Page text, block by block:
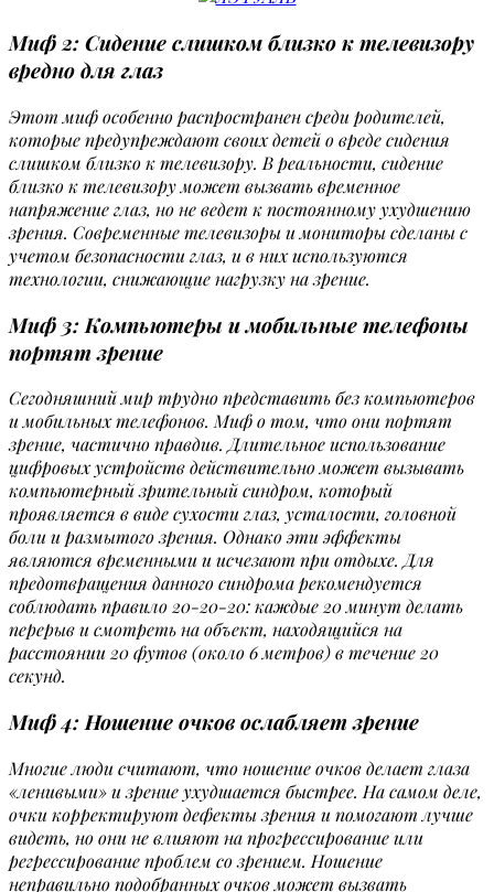
Миф 2: Сидение слишком близко к телевизору
вредно для глаз
Этот миф особенно распространен среди родителей,
которые предупреждают своих детей о вреде сидения
слишком близко к телевизору. В реальности, сидение
близко к телевизору может вызвать временное
напряжение глаз, но не ведет к постоянному ухудшению
зрения. Современные телевизоры и мониторы сделаны с
учетом безопасности глаз, и в них используются
технологии, снижающие нагрузку на зрение.
Миф 3: Компьютеры и мобильные телефоны
портят зрение
Сегодняшний мир трудно представить без компьютеров
и мобильных телефонов. Миф о том, что они портят
зрение, частично правдив. Длительное использование
цифровых устройств действительно может вызывать
компьютерный зрительный синдром, который
проявляется в виде сухости глаз, усталости, головной
боли и размытого зрения. Однако эти эффекты
являются временными и исчезают при отдыхе. Для
предотвращения данного синдрома рекомендуется
соблюдать правило 20-20-20: каждые 20 минут делать
перерыв и смотреть на объект, находящийся на
расстоянии 20 футов (около 6 метров) в течение 20
секунд.
Миф 4: Ношение очков ослабляет зрение
Многие люди считают, что ношение очков делает глаза
«ленивыми» и зрение ухудшается быстрее. На самом деле,
очки корректируют дефекты зрения и помогают лучше
видеть, но они не влияют на прогрессирование или
регрессирование проблем со зрением. Ношение
неправильно подобранных очков может вызвать